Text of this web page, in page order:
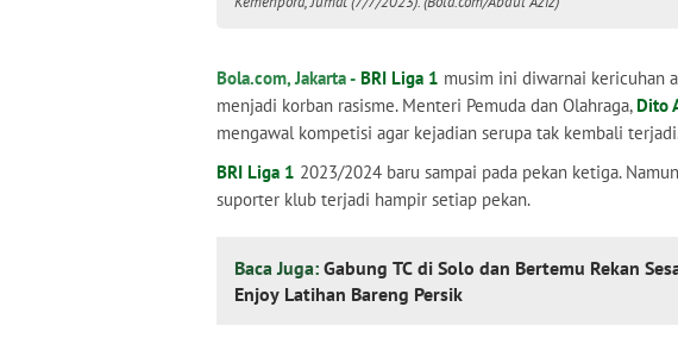
Bola.com, Jakarta - BRI Liga 1 musim ini diwarnai kericuhan
menjadi korban rasisme. Menteri Pemuda dan Olahraga,Dito
mengawal kompetisi agar kejadian serupa tak kembali
BRI Liga 1 2023/2024 baru sampai pada pekan ketiga.
suporter klub terjadi hampir setiap pekan.
Baca Juga: Gabung TC di Solo dan Bertemu Rekan
Enjoy Latihan Bareng Persik